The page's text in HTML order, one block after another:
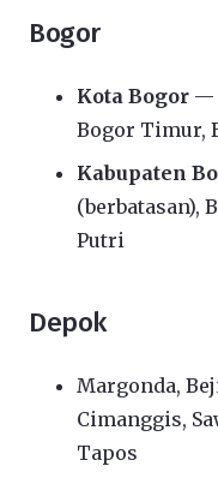
Bogor
Kota Bogor —
Bogor Timur,
Kabupaten
(berbatasan),
Putri
Depok
Margonda,
Cimanggis,
Tapos